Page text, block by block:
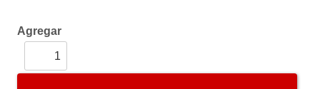
Agregar